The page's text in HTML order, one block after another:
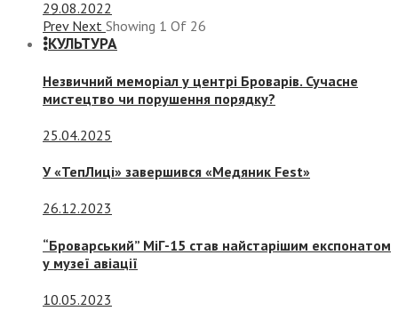
29.08.2022
Prev Next Showing 1 Of 26
КУЛЬТУРА
Незвичний меморіал у центрі Броварів. Сучасне
мистецтво чи порушення порядку?
25.04.2025
У «ТепЛиці» завершився «Медяник Fest»
26.12.2023
“Броварський” МіГ-15 став найстарішим експонатом
у музеї авіації
10.05.2023